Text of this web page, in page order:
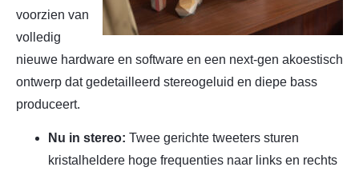
voorzien van
volledig
nieuwe hardware en software en een next-gen akoestisch
ontwerp dat gedetailleerd stereogeluid en diepe bass
produceert.
Nu in stereo: Twee gerichte tweeters sturen
kristalheldere hoge frequenties naar links en rechts